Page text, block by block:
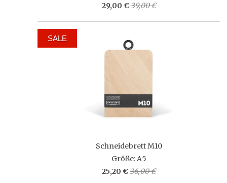
29,00 €39,00 €
Schneidebrett M10
Größe: A5
25,20 € 36,00 €
SALE